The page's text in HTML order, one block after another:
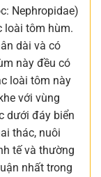
Nephropidae)
loài tôm hùm.
dài và có
này đều có
loài tôm này
với vùng
dưới đáy biển
thác, nuôi
tế và thường
nhất trong